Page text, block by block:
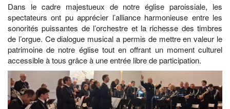
Dans le cadre majestueux de notre église paroissiale, les
spectateurs ont pu apprécier l’alliance harmonieuse entre les
sonorités puissantes de l’orchestre et la richesse des timbres
de l’orgue. Ce dialogue musical a permis de mettre en valeur le
patrimoine de notre église tout en offrant un moment culturel
accessible à tous grâce à une entrée libre de participation.